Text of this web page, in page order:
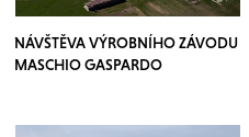
NÁVŠTĚVA VÝROBNÍHO ZÁVODU
MASCHIO GASPARDO